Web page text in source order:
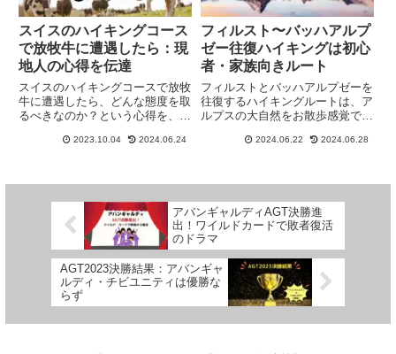
スイスのハイキングコース
で放牧牛に遭遇したら：現
地人の心得を伝達
スイスのハイキングコースで放牧
牛に遭遇したら、どんな態度を取
るべきなのか？という心得を、現
よるハイカーへの傷害事故は後を
さい。
2023.10.04 2024.06.24
フィルスト〜バッハアルプ
ゼー往復ハイキングは初心
者・家族向きルート
フィルストとバッハアルプゼーを
往復するハイキングルートは、ア
ルプスの大自然をお散歩感覚で体
ト。スイス在住ハイカーが役立つ
2024.06.22 2024.06.28
アバンギャルディAGT決勝進
出！ワイルドカードで敗者復活
のドラマ
AGT2023決勝結果：アバンギャ
ルディ・チビユニティは優勝な
らず